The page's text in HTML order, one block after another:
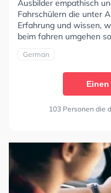
Ausbilder empathisch
Fahrschülern die unter
Erfahrung und wissen,
beim fahren umgehen
German
103 Personen die